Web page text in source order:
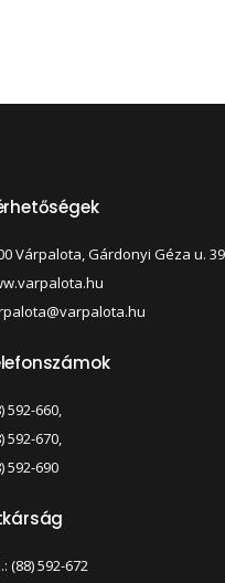
Várpalota, Gárdonyi Géza u.
592-660,
592-670,
592-690
(88) 592-672